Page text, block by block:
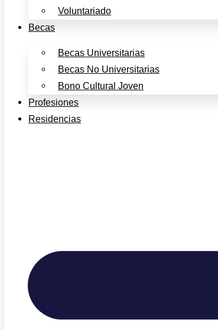
Voluntariado
Becas
Becas Universitarias
Becas No Universitarias
Bono Cultural Joven
Profesiones
Residencias